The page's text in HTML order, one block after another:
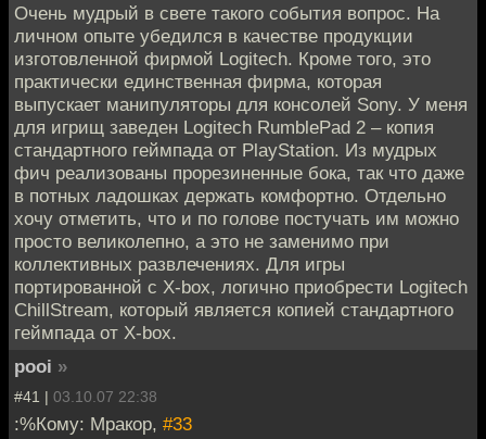
Очень мудрый в свете такого события вопрос. На
личном опыте убедился в качестве продукции
изготовленной фирмой Logitech. Кроме того, это
практически единственная фирма, которая
выпускает манипуляторы для консолей Sony. У меня
для игрищ заведен Logitech RumblePad 2 – копия
стандартного геймпада от PlayStation. Из мудрых
фич реализованы прорезиненные бока, так что даже
в потных ладошках держать комфортно. Отдельно
хочу отметить, что и по голове постучать им можно
просто великолепно, а это не заменимо при
коллективных развлечениях. Для игры
портированной с X-box, логично приобрести Logitech
ChillStream, который является копией стандартного
геймпада от X-box.
pooi »
#41 | 03.10.07 22:38
:%Кому: Мракор, #33